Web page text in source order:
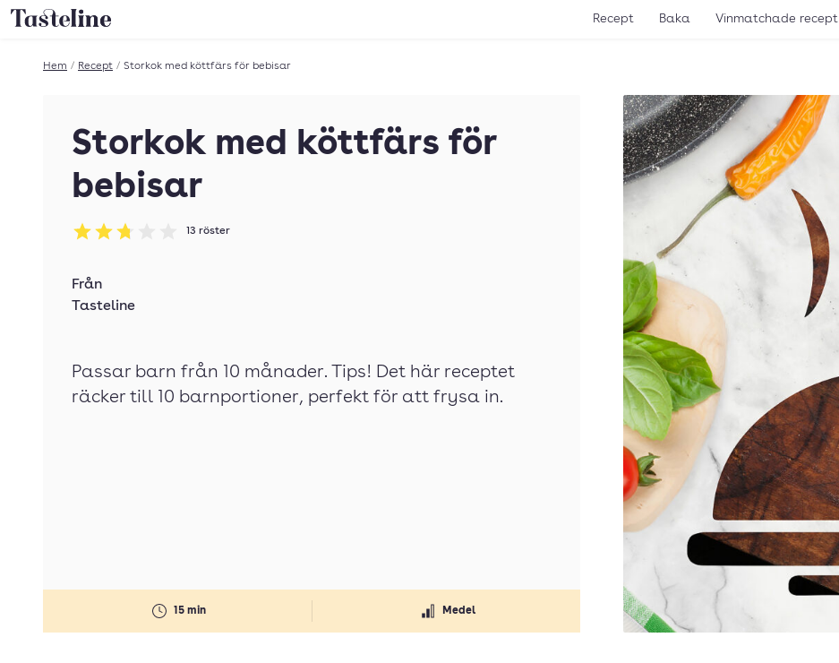
Till Tastelines startsida Recept Baka Vinmatchade recept
Hem / Recept / Storkok med köttfärs för bebisar
Storkok med köttfärs för
bebisar
Betyg: 2.77 av 5
13 röster
15 min Medel
Från
Tasteline
Passar barn från 10 månader. Tips! Det här receptet
räcker till 10 barnportioner, perfekt för att frysa in.